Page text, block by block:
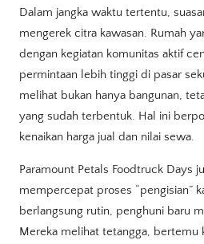
Dalam jangka waktu tertentu,
mengerek citra kawasan. Rumah
dengan kegiatan komunitas aktif
permintaan lebih tinggi di pasar
melihat bukan hanya bangunan,
yang sudah terbentuk. Hal ini
kenaikan harga jual dan nilai sewa.
Paramount Petals Foodtruck Days
mempercepat proses “pengisian”
berlangsung rutin, penghuni baru
Mereka melihat tetangga, bertemu